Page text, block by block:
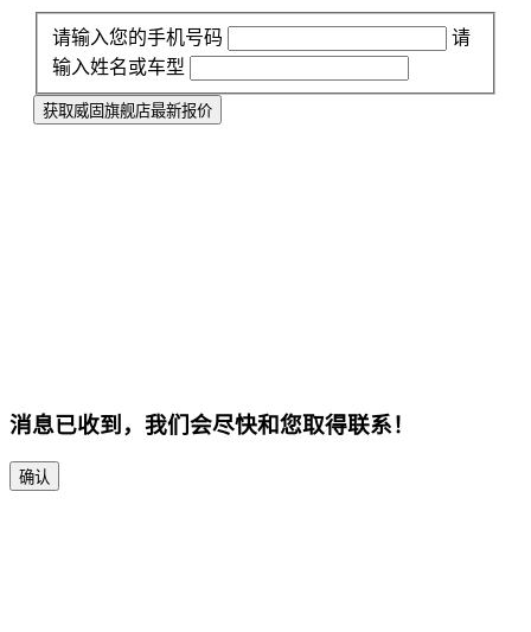
请输入您的手机号码
请
输入姓名或车型
获取威固旗舰店最新报价
消息已收到，我们会尽快和您取得联系！
确认